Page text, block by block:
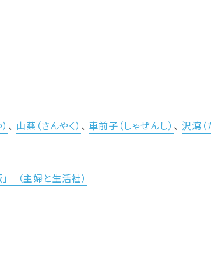
、 山薬（さんやく） 、 車前子（しゃぜんし） 、 沢瀉（
（主婦と生活社）